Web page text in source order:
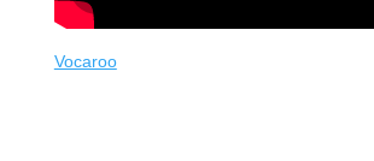
Vocaroo